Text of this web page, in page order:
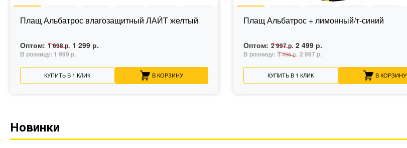
Плащ Альбатрос влагозащитный ЛАЙТ желтый
Оптом: 1 698 р. 1 299 р.
В розницу: 1 999 р.
КУПИТЬ В 1 КЛИК В КОРЗИНУ
Плащ Альбатрос + лимонный/т-синий
Оптом: 2 997 р. 2 499 р.
В розницу: 3 498 р. 2 997 р.
КУПИТЬ В 1 КЛИК В КОРЗИНУ
Новинки